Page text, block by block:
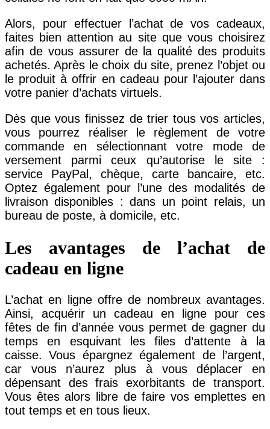
Alors, pour effectuer l’achat de vos cadeaux,
faites bien attention au site que vous choisirez
afin de vous assurer de la qualité des produits
achetés. Après le choix du site, prenez l’objet ou
le produit à offrir en cadeau pour l’ajouter dans
votre panier d’achats virtuels.
Dès que vous finissez de trier tous vos articles,
vous pourrez réaliser le règlement de votre
commande en sélectionnant votre mode de
versement parmi ceux qu’autorise le site :
service PayPal, chèque, carte bancaire, etc.
Optez également pour l’une des modalités de
livraison disponibles : dans un point relais, un
bureau de poste, à domicile, etc.
Les avantages de l’achat de
cadeau en ligne
L’achat en ligne offre de nombreux avantages.
Ainsi, acquérir un cadeau en ligne pour ces
fêtes de fin d’année vous permet de gagner du
temps en esquivant les files d’attente à la
caisse. Vous épargnez également de l’argent,
car vous n’aurez plus à vous déplacer en
dépensant des frais exorbitants de transport.
Vous êtes alors libre de faire vos emplettes en
tout temps et en tous lieux.